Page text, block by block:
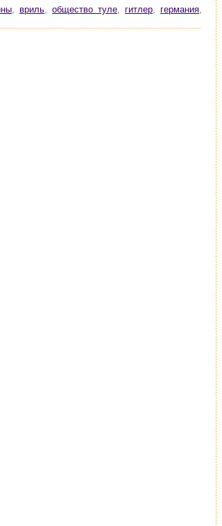
вриль общество туле гитлер германия